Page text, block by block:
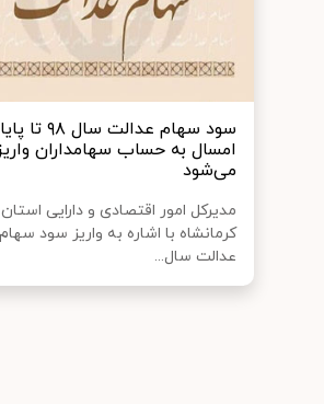
سود سهام عدالت سال
امسال به حساب سهامداران واریز
می‌شود
مدیرکل امور اقتصادی و دارایی استان
کرمانشاه با اشاره به واریز سود سهام
عدالت سال...